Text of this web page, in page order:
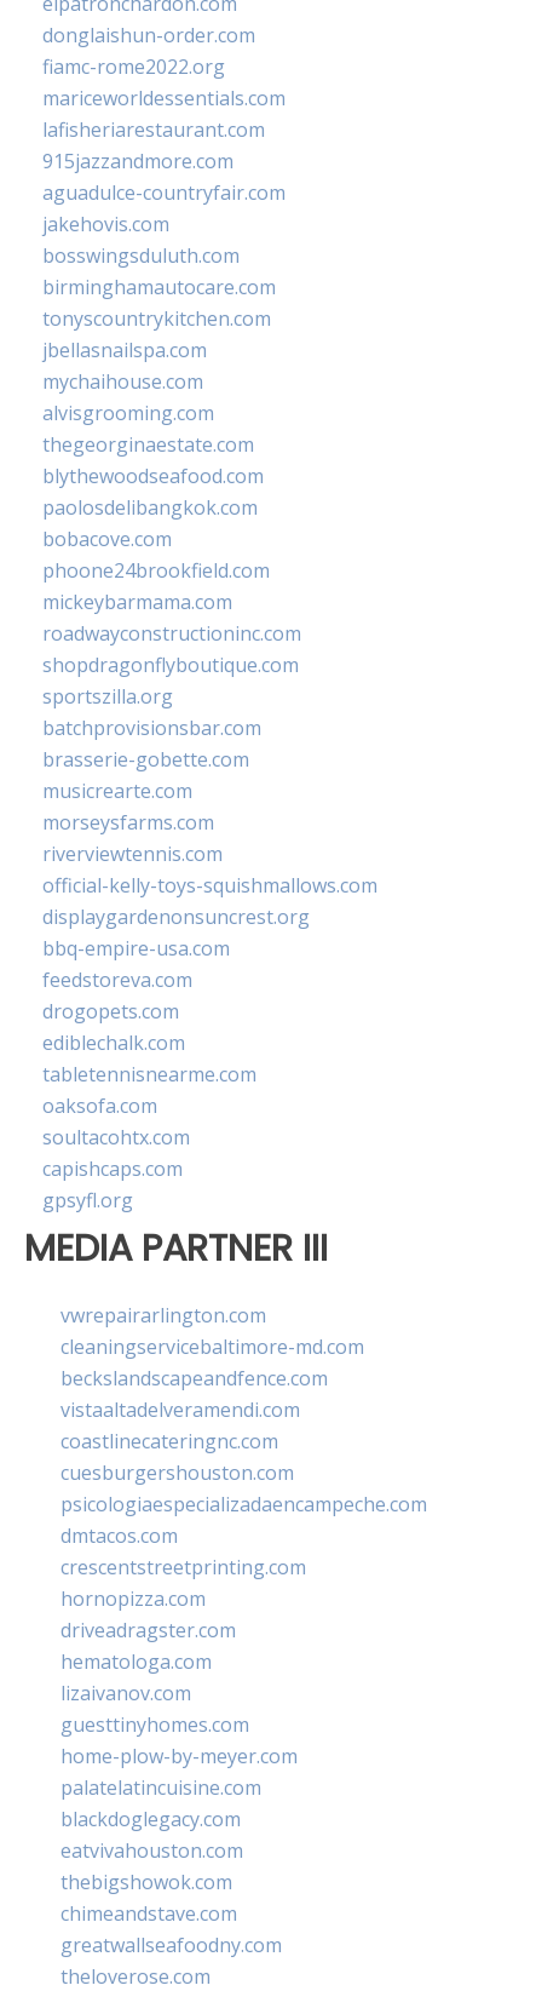
donglaishun-order.com
fiamc-rome2022.org
mariceworldessentials.com
lafisheriarestaurant.com
915jazzandmore.com
aguadulce-countryfair.com
jakehovis.com
bosswingsduluth.com
birminghamautocare.com
tonyscountrykitchen.com
jbellasnailspa.com
mychaihouse.com
alvisgrooming.com
thegeorginaestate.com
blythewoodseafood.com
paolosdelibangkok.com
bobacove.com
phoone24brookfield.com
mickeybarmama.com
roadwayconstructioninc.com
shopdragonflyboutique.com
sportszilla.org
batchprovisionsbar.com
brasserie-gobette.com
musicrearte.com
morseysfarms.com
riverviewtennis.com
official-kelly-toys-squishmallows.com
displaygardenonsuncrest.org
bbq-empire-usa.com
feedstoreva.com
drogopets.com
ediblechalk.com
tabletennisnearme.com
oaksofa.com
soultacohtx.com
capishcaps.com
gpsyfl.org
MEDIA PARTNER III
vwrepairarlington.com
cleaningservicebaltimore-md.com
beckslandscapeandfence.com
vistaaltadelveramendi.com
coastlinecateringnc.com
cuesburgershouston.com
psicologiaespecializadaencampeche.com
dmtacos.com
crescentstreetprinting.com
hornopizza.com
driveadragster.com
hematologa.com
lizaivanov.com
guesttinyhomes.com
home-plow-by-meyer.com
palatelatincuisine.com
blackdoglegacy.com
eatvivahouston.com
thebigshowok.com
chimeandstave.com
greatwallseafoodny.com
theloverose.com